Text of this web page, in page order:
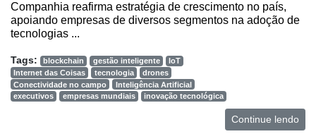
Companhia reafirma estratégia de crescimento no país,
apoiando empresas de diversos segmentos na adoção de
tecnologias ...
Tags: blockchain gestão inteligente
IoT
Internet das Coisas
tecnologia
drones
Conectividade no campo
Inteligência Artificial
executivos
empresas mundiais inovação tecnológica
Continue lendo